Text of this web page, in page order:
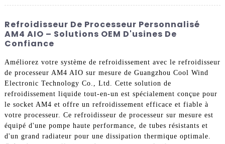
Refroidisseur De Processeur Personnalisé
AM4 AIO – Solutions OEM D'usines De
Confiance
Améliorez votre système de refroidissement avec le refroidisseur
de processeur AM4 AIO sur mesure de Guangzhou Cool Wind
Electronic Technology Co., Ltd. Cette solution de
refroidissement liquide tout-en-un est spécialement conçue pour
le socket AM4 et offre un refroidissement efficace et fiable à
votre processeur. Ce refroidisseur de processeur sur mesure est
équipé d'une pompe haute performance, de tubes résistants et
d'un grand radiateur pour une dissipation thermique optimale.